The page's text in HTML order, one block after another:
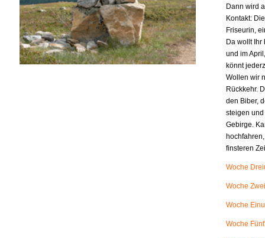
Dann wird
Kontakt:
Friseurin,
Da wollt
und im
könnt
Wollen wir
Rückkehr.
den Biber,
steigen
Gebirge.
finsteren
Woche
Woche
Woche
Woche